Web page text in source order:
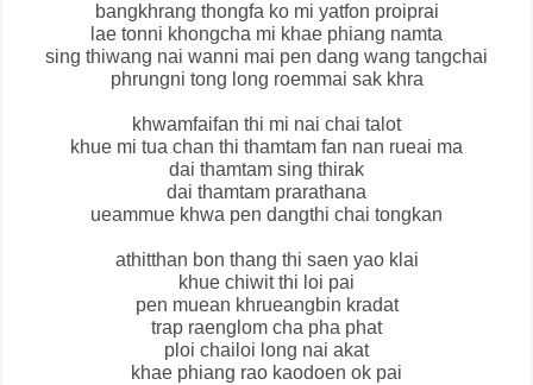
bangkhrang thongfa ko mi yatfon proiprai
lae tonni khongcha mi khae phiang namta
sing thiwang nai wanni mai pen dang wang tangchai
phrungni tong long roemmai sak khra
khwamfaifan thi mi nai chai talot
khue mi tua chan thi thamtam fan nan rueai ma
dai thamtam sing thirak
dai thamtam prarathana
ueammue khwa pen dangthi chai tongkan
athitthan bon thang thi saen yao klai
khue chiwit thi loi pai
pen muean khrueangbin kradat
trap raenglom cha pha phat
ploi chailoi long nai akat
khae phiang rao kaodoen ok pai